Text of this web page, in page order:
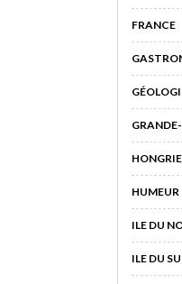
FRANCE
HONGRIE
HUMEUR
ILE DU
ILE DU